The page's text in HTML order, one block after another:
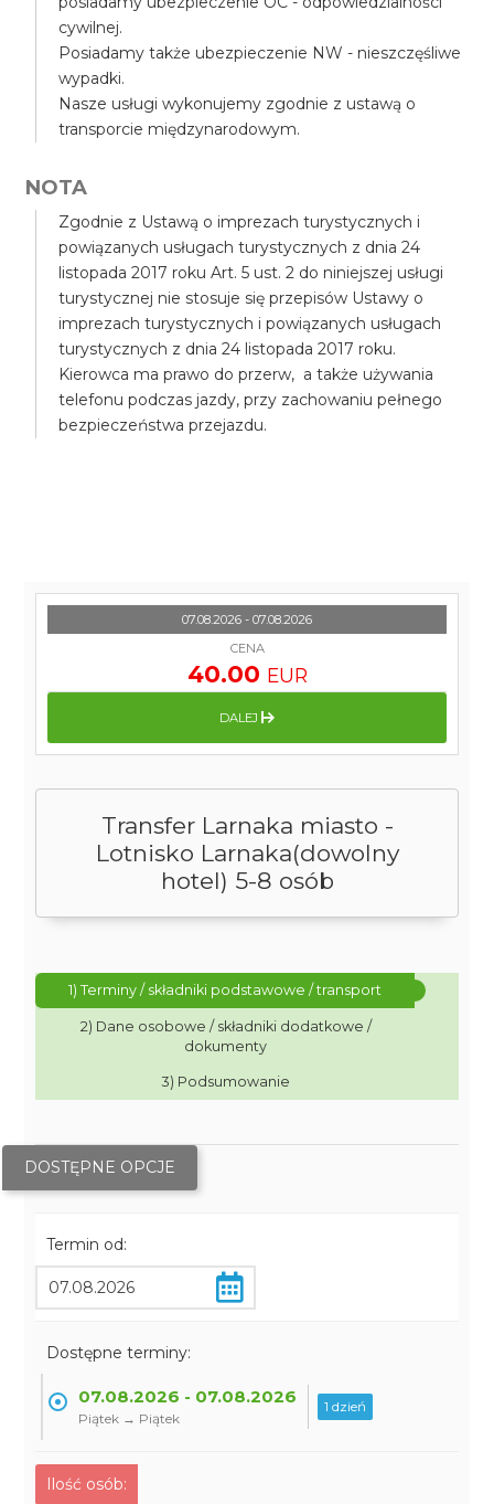
cywilnej.
Posiadamy także ubezpieczenie NW - nieszczęśliwe
wypadki.
Nasze usługi wykonujemy zgodnie z ustawą o
transporcie międzynarodowym.
NOTA
Zgodnie z Ustawą o imprezach turystycznych i
powiązanych usługach turystycznych z dnia 24
listopada 2017 roku Art. 5 ust. 2 do niniejszej usługi
turystycznej nie stosuje się przepisów Ustawy o
imprezach turystycznych i powiązanych usługach
turystycznych z dnia 24 listopada 2017 roku.
Kierowca ma prawo do przerw, a także używania
telefonu podczas jazdy, przy zachowaniu pełnego
bezpieczeństwa przejazdu.
Transfer Larnaka miasto -
Lotnisko Larnaka(dowolny
hotel) 5-8 osób
1) Terminy / składniki podstawowe / transport
2) Dane osobowe / składniki dodatkowe /
dokumenty
3) Podsumowanie
DOSTĘPNE OPCJE
Termin od:
Dostępne terminy:
07.08.2026 - 07.08.2026
Piątek → Piątek
1 dzień
Ilość osób:
07.08.2026 - 07.08.2026
CENA
40.00 EUR
DALEJ